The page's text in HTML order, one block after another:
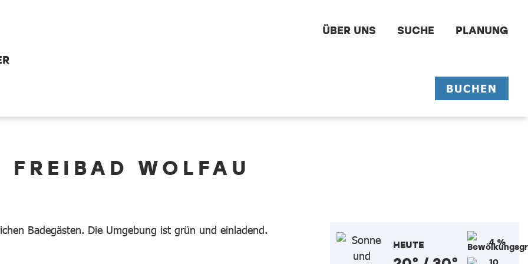
ÜBER UNS SUCHE PLANUNG
BUCHEN
FREIBAD WOLFAU
HEUTE
4 %